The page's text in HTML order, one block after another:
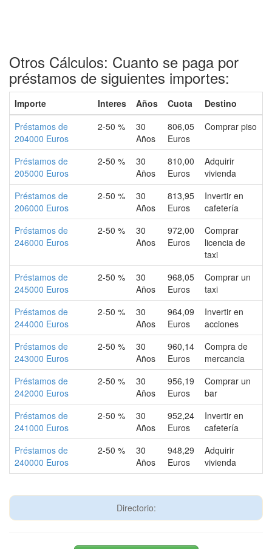
Otros Cálculos: Cuanto se paga por
préstamos de siguientes importes:
Importe Interes Años Cuota
Destino
Préstamos de
204000 Euros
2-50 %
30
Años
806,05
Euros
Comprar piso
Préstamos de
205000 Euros
2-50 %
30
Años
810,00
Euros
Adquirir
vivienda
Préstamos de
206000 Euros
2-50 %
30
Años
813,95
Euros
Invertir en
cafetería
Préstamos de
246000 Euros
2-50 %
30
Años
972,00
Euros
Comprar
licencia de
taxi
Préstamos de
245000 Euros
2-50 %
30
Años
968,05
Euros
Comprar un
taxi
Préstamos de
244000 Euros
2-50 %
30
Años
964,09
Euros
Invertir en
acciones
Préstamos de
243000 Euros
2-50 %
30
Años
960,14
Euros
Compra de
mercancia
Préstamos de
242000 Euros
2-50 %
30
Años
956,19
Euros
Comprar un
bar
Préstamos de
241000 Euros
2-50 %
30
Años
952,24
Euros
Invertir en
cafetería
Préstamos de
240000 Euros
2-50 %
30
Años
948,29
Euros
Adquirir
vivienda
Directorio: